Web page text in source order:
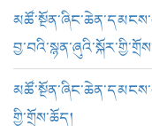
གྱི་གྲོས་ཆོད།